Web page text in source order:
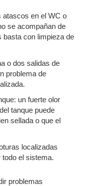
atascos en el WC o
se acompañan de
con limpieza de
o dos salidas de
problema de
un fuerte olor
tanque puede
sellada o que el
localizadas
el sistema.
problemas